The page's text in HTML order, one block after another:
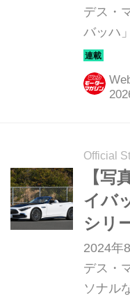
ファ
デス・
バッハ
るこの
紹介し
Official
【写
イバ
シリ
ドア
2024年
デス・
ソナル